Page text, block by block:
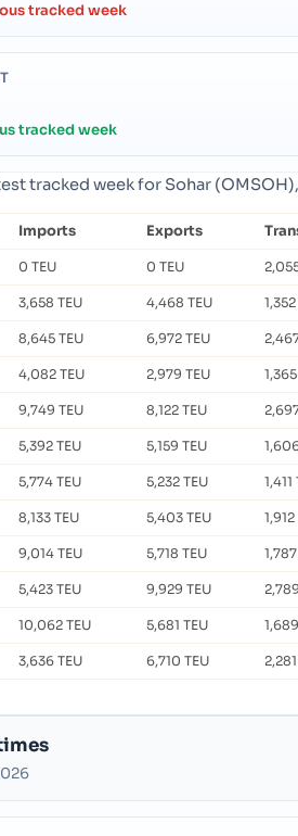
tracked week
tracked week
tracked week for Sohar
Imports Exports
0 TEU 0 TEU
3,658 TEU 4,468 TEU
8,645 TEU 6,972 TEU
4,082 TEU 2,979 TEU
9,749 TEU 8,122 TEU
5,392 TEU 5,159 TEU
5,774 TEU 5,232 TEU 1,411
8,133 TEU 5,403 TEU 1,912
9,014 TEU 5,718 TEU
5,423 TEU 9,929 TEU
10,062 TEU 5,681 TEU
3,636 TEU 6,710 TEU